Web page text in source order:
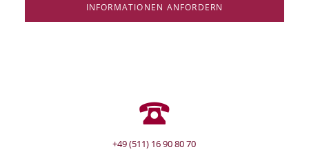
INFORMATIONEN ANFORDERN
+49 (511) 16 90 80 70